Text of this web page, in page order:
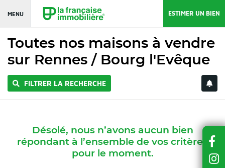
MENU ESTIMER UN BIEN
Toutes nos maisons à vendre
sur Rennes / Bourg l'Evêque
FILTRER LA RECHERCHE
Désolé, nous n’avons aucun bien
répondant à l’ensemble de vos critères
pour le moment.